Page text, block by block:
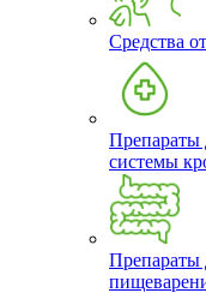
Средства
Препараты
системы
Препараты